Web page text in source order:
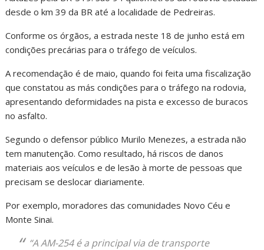
desde o km 39 da BR até a localidade de Pedreiras.
Conforme os órgãos, a estrada neste 18 de junho está em
condições precárias para o tráfego de veículos.
A recomendação é de maio, quando foi feita uma fiscalização
que constatou as más condições para o tráfego na rodovia,
apresentando deformidades na pista e excesso de buracos
no asfalto.
Segundo o defensor público Murilo Menezes, a estrada não
tem manutenção. Como resultado, há riscos de danos
materiais aos veículos e de lesão à morte de pessoas que
precisam se deslocar diariamente.
Por exemplo, moradores das comunidades Novo Céu e
Monte Sinai.
“A AM-254 é a principal via de transporte